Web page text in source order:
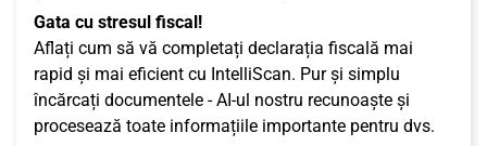
Gata cu stresul fiscal!
Aflați cum să vă completați declarația fiscală mai
rapid și mai eficient cu IntelliScan. Pur și simplu
încărcați documentele - AI-ul nostru recunoaște și
procesează toate informațiile importante pentru dvs.